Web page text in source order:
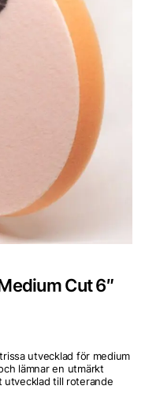
Cut 6″
utvecklad för medium
lämnar en utmärkt
utvecklad till roterande